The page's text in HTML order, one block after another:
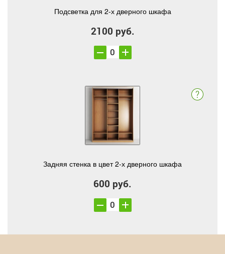
Подсветка для 2-х дверного шкафа
2100 руб.
Задняя стенка в цвет 2-х дверного шкафа
600 руб.